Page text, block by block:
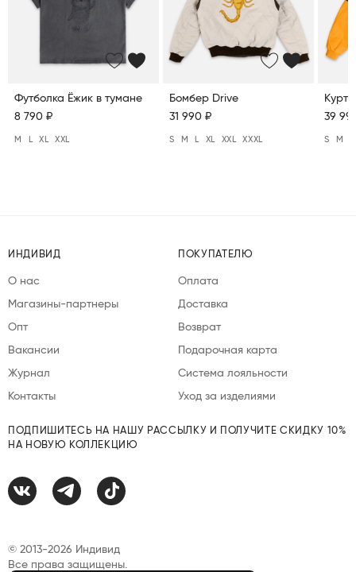
Футболка Ёжик в тумане
8 790 ₽
M XL XXL
Бомбер Drive
31 990 ₽
S M XL XXL XXXL
39
S M
ИНДИВИД
О нас
Магазины-партнеры
Опт
Вакансии
Журнал
Контакты
ПОКУПАТЕЛЮ
Оплата
Доставка
Возврат
Подарочная карта
Система лояльности
Уход за изделиями
ПОДПИШИТЕСЬ НА НАШУ РАССЫЛКУ И ПОЛУЧИТЕ СКИДКУ 10%
НА НОВУЮ КОЛЛЕКЦИЮ
© 2013-2026 Индивид
Все права защищены.